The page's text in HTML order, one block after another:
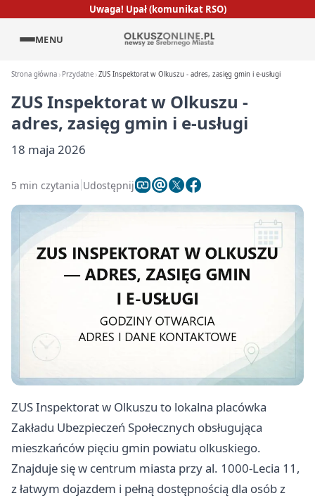
Uwaga! Upał (komunikat RSO)
MENU
Strona główna Przydatne ZUS Inspektorat w Olkuszu - adres, zasięg gmin i e-usługi
ZUS Inspektorat w Olkuszu -
adres, zasięg gmin i e-usługi
18 maja 2026
5 min czytania Udostępnij
ZUS Inspektorat w Olkuszu to lokalna placówka
Zakładu Ubezpieczeń Społecznych obsługująca
mieszkańców pięciu gmin powiatu olkuskiego.
Znajduje się w centrum miasta przy al. 1000-Lecia 11,
z łatwym dojazdem i pełną dostępnością dla osób z